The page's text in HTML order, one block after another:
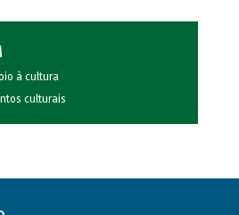
à cultura
culturais